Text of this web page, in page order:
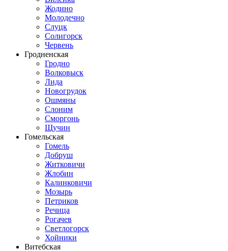
Жодино
Молодечно
Слуцк
Солигорск
Червень
Гродненская
Гродно
Волковыск
Лида
Новогрудок
Ошмяны
Слоним
Сморгонь
Щучин
Гомельская
Гомель
Добруш
Житковичи
Жлобин
Калинковичи
Мозырь
Петриков
Речица
Рогачев
Светлогорск
Хойники
Витебская